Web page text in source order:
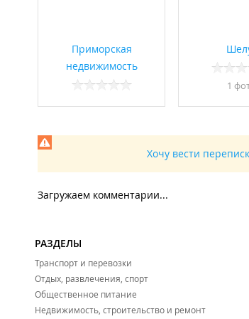
Приморская
недвижимость
1
Хочу вести
Загружаем комментарии...
РАЗДЕЛЫ
Транспорт и перевозки
Отдых, развлечения, спорт
Общественное питание
Недвижимость, строительство и ремонт